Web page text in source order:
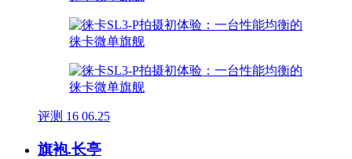
评测 16 06.25
旗袍.长亭